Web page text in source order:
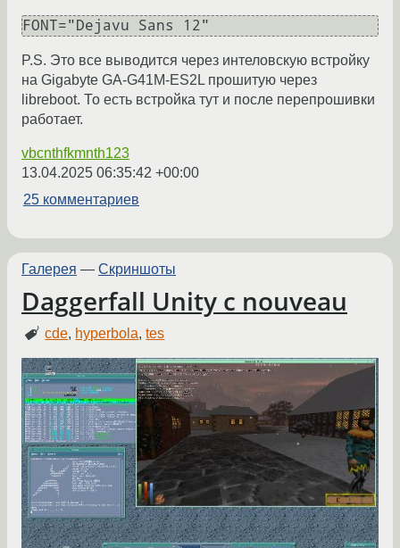
P.S. Это все выводится через интеловскую встройку
на Gigabyte GA-G41M-ES2L прошитую через
libreboot. То есть встройка тут и после перепрошивки
работает.
vbcnthfkmnth123
13.04.2025 06:35:42 +00:00
25 комментариев
Галерея — Скриншоты
Daggerfall Unity с nouveau
cde, hyperbola,tes